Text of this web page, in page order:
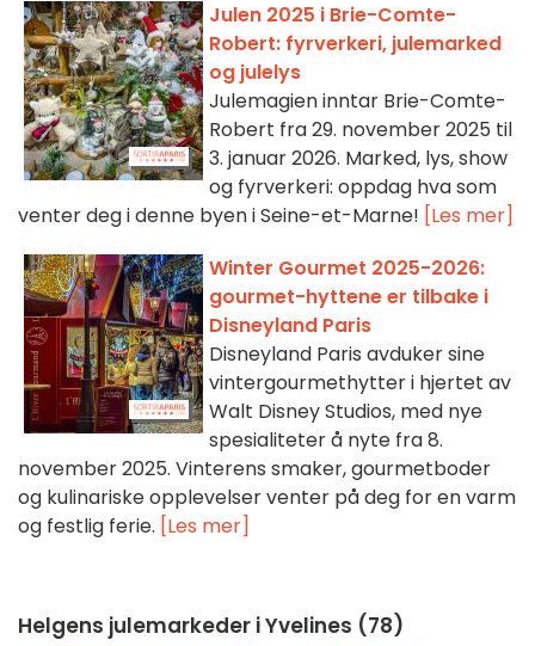
Julen 2025 i Brie-Comte-
Robert: fyrverkeri, julemarked
og julelys
Julemagien inntar Brie-Comte-
Robert fra 29. november 2025 til
3. januar 2026. Marked, lys, show
og fyrverkeri: oppdag hva som
venter deg i denne byen i Seine-et-Marne! [Les mer]
Winter Gourmet 2025-2026:
gourmet-hyttene er tilbake i
Disneyland Paris
Disneyland Paris avduker sine
vintergourmethytter i hjertet av
Walt Disney Studios, med nye
spesialiteter å nyte fra 8.
november 2025. Vinterens smaker, gourmetboder
og kulinariske opplevelser venter på deg for en varm
og festlig ferie. [Les mer]
Helgens julemarkeder i Yvelines (78)